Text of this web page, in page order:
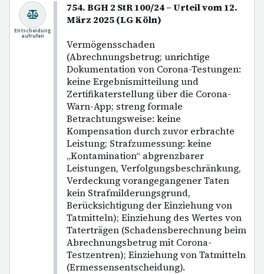
754. BGH 2 StR 100/24 – Urteil vom 12.
März 2025 (LG Köln)
Vermögensschaden
(Abrechnungsbetrug; unrichtige
Dokumentation von Corona-Testungen:
keine Ergebnismitteilung und
Zertifikaterstellung über die Corona-
Warn-App; streng formale
Betrachtungsweise: keine
Kompensation durch zuvor erbrachte
Leistung; Strafzumessung: keine
„Kontamination“ abgrenzbarer
Leistungen, Verfolgungsbeschränkung,
Verdeckung vorangegangener Taten
kein Strafmilderungsgrund,
Berücksichtigung der Einziehung von
Tatmitteln); Einziehung des Wertes von
Taterträgen (Schadensberechnung beim
Abrechnungsbetrug mit Corona-
Testzentren); Einziehung von Tatmitteln
(Ermessensentscheidung).
Entscheidung
aufrufen